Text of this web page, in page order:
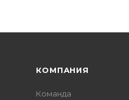
КОМПАНИЯ
Команда